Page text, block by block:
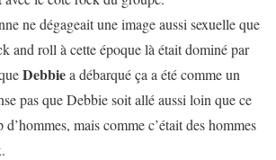
ne dégageait une image aussi sexuelle que
and roll à cette époque là était dominé par
Debbiea débarqué ça a été comme un
pas que Debbie soit allé aussi loin que ce
mais comme c’était des hommes